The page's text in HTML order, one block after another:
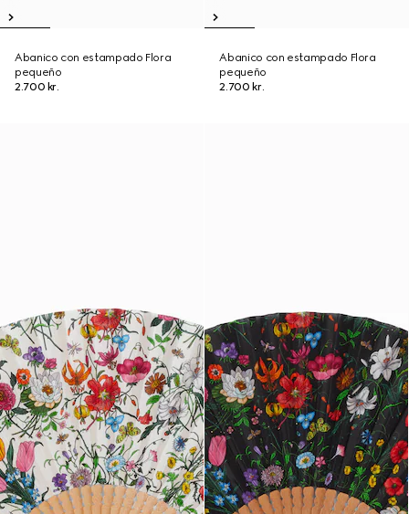
Abanico con estampado Flora
pequeño
2.700 kr.
Abanico con estampado Flora
pequeño
2.700 kr.